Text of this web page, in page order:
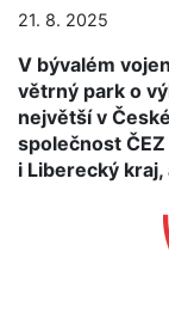
21. 8. 2025
V bývalém
větrný park o
největší v
společnost
i Liberecký